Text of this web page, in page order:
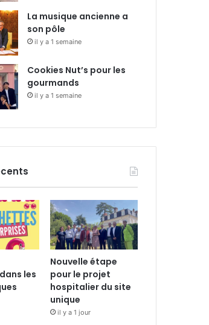
La musique ancienne a
son pôle
il y a 1 semaine
Cookies Nut’s pour les
gourmands
il y a 1 semaine
les
Nouvelle étape
pour le projet
hospitalier du site
unique
il y a 1 jour